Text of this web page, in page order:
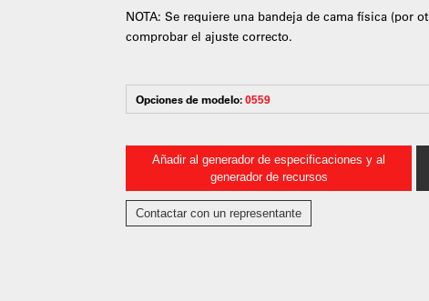
NOTA: Se requiere una bandeja de cama física (por
comprobar el ajuste correcto.
Opciones de modelo:0559
Añadir al generador de especificaciones y al
generador de recursos
Contactar con un representante